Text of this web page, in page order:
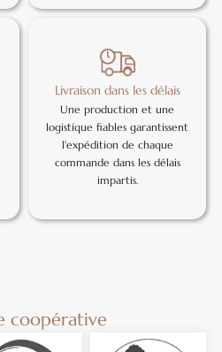
Livraison dans les délais
Une production et une
logistique fiables garantissent
l'expédition de chaque
commande dans les délais
impartis.
coopérative